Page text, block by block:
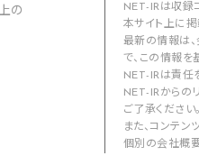
の
NET-IRは収録
本サイト上に掲
最新の情報は
で、この情報
NET-IRは責任
NET-IRからの
ご了承ください。
また、コンテ
個別の会社概